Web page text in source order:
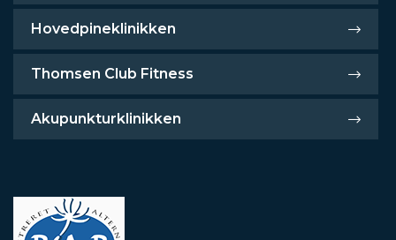
Hovedpineklinikken
Thomsen Club Fitness
Akupunkturklinikken